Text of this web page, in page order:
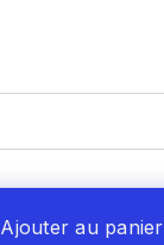
Ajouter au panier